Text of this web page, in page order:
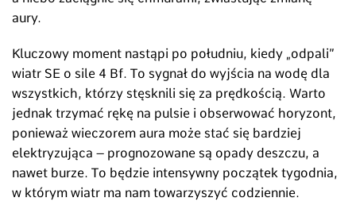
aury.
Kluczowy moment nastąpi po południu, kiedy „odpali”
wiatr SE o sile 4 Bf. To sygnał do wyjścia na wodę dla
wszystkich, którzy stęsknili się za prędkością. Warto
jednak trzymać rękę na pulsie i obserwować horyzont,
ponieważ wieczorem aura może stać się bardziej
elektryzująca – prognozowane są opady deszczu, a
nawet burze. To będzie intensywny początek tygodnia,
w którym wiatr ma nam towarzyszyć codziennie.